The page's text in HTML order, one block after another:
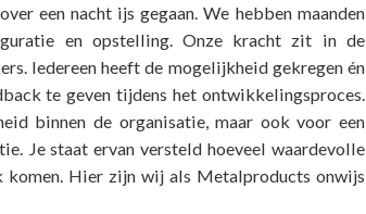
een nacht ijs gegaan. We hebben maanden
en opstelling. Onze kracht zit in de
Iedereen heeft de mogelijkheid gekregen én
te geven tijdens het ontwikkelingsproces.
binnen de organisatie, maar ook voor een
Je staat ervan versteld hoeveel waardevolle
komen. Hier zijn wij als Metalproducts onwijs